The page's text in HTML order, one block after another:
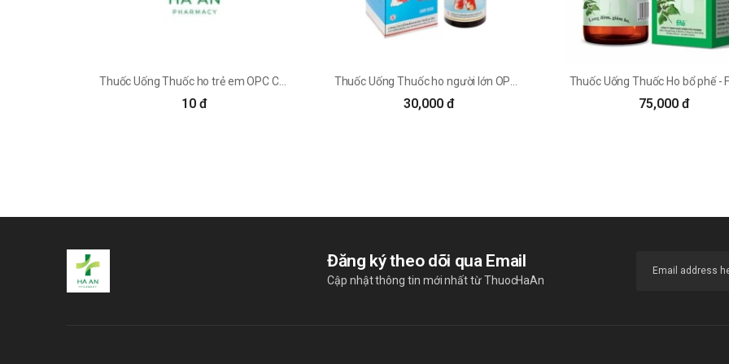
Thuốc Uống Thuốc ho trẻ em OPC Chi nhánh công ty CPDP OPC tại Bình Dương - Nhà máy DP OPC
10 đ 30,000 đ 75,000 đ
Đăng ký theo dõi qua Email
Cập nhật thông tin mới nhất từ ThuocHaAn